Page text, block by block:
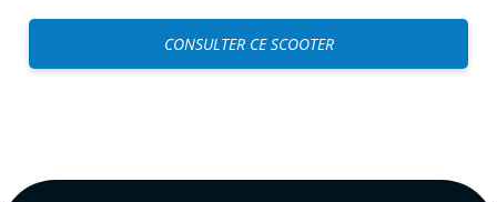
CONSULTER CE SCOOTER